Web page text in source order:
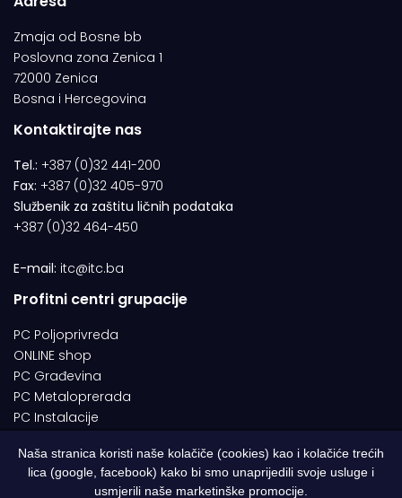
Zmaja od Bosne bb
Poslovna zona Zenica 1
72000 Zenica
Bosna i Hercegovina
Kontaktirajte nas
Tel.: +387 (0)32 441-200
Fax: +387 (0)32 405-970
Službenik za zaštitu ličnih podataka
+387 (0)32 464-450
E-mail: itc@itc.ba
Profitni centri grupacije
PC Poljoprivreda
ONLINE shop
PC Građevina
PC Metaloprerada
PC Instalacije
© 1994-2026 | ITC d.o.o. Zenica. Sva prava pridržana | Designed by
Naša stranica koristi naše kolačiče (cookies) kao i kolačiće trećih
lica (google, facebook) kako bi smo unaprijedili svoje usluge i
usmjerili naše marketinške promocije.